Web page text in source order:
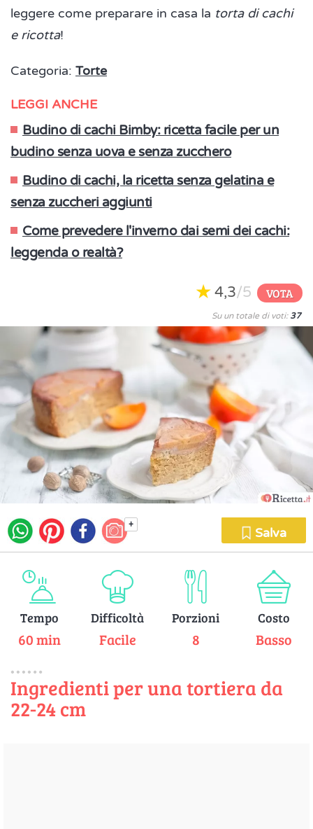
leggere come preparare in casa la torta di cachi
e ricotta!
Categoria: Torte
LEGGI ANCHE
Budino di cachi Bimby: ricetta facile per un
budino senza uova e senza zucchero
Budino di cachi, la ricetta senza gelatina e
senza zuccheri aggiunti
Come prevedere l'inverno dai semi dei cachi:
leggenda o realtà?
4,3/5 VOTA
Su un totale di voti: 37
+
Salva
Tempo
60 min
Difficoltà
Facile
Porzioni
8
Costo
Basso
Ingredienti per una tortiera da
22-24 cm